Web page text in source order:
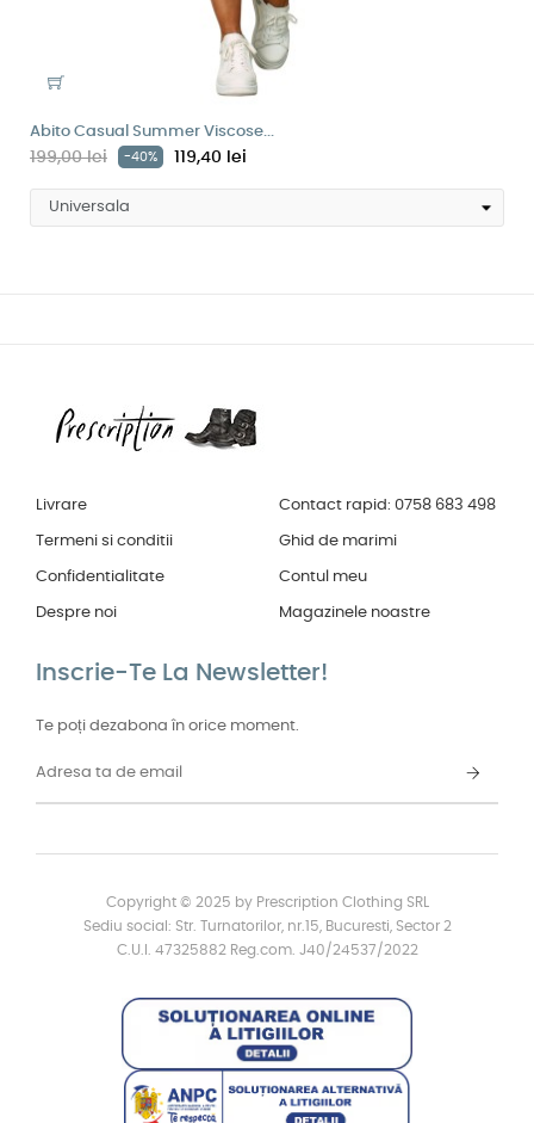
Abito Casual Summer Viscose...
199,00 lei -40% 119,40 lei
Livrare
Termeni si conditii
Confidentialitate
Despre noi
Contact rapid: 0758 683 498
Ghid de marimi
Contul meu
Magazinele noastre
Inscrie-Te La Newsletter!
Te poți dezabona în orice moment.
Copyright © 2025 by Prescription Clothing SRL
Sediu social: Str. Turnatorilor, nr.15, Bucuresti, Sector 2
C.U.I. 47325882 Reg.com. J40/24537/2022